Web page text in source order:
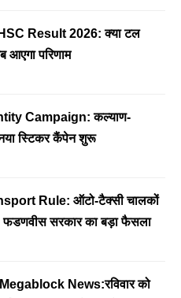
Result 2026: क्या टल
आएगा परिणाम
Campaign: कल्याण-
स्टिकर कैंपेन शुरू
Rule: ऑटो-टैक्सी चालकों
फडणवीस सरकार का बड़ा फैसला
News:रविवार को